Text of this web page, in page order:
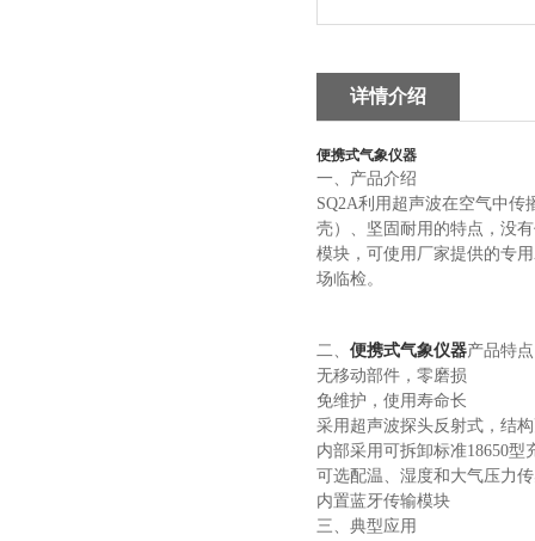
详情介绍
便携式气象仪器
一、产品介绍
SQ2A利用超声波在空气中
壳）、坚固耐用的特点，没
模块，可使用厂家提供的专
场临检。
二、 便携式气象仪器产品特点
无移动部件，零磨损
免维护，使用寿命长
采用超声波探头反射式，结
内部采用可拆卸标准18650型
可选配温、湿度和大气压力
内置蓝牙传输模块
三、典型应用